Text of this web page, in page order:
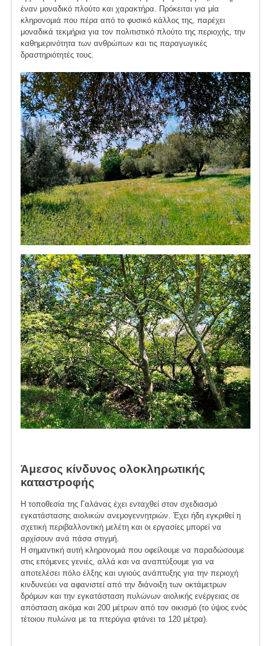
έναν μοναδικό πλούτο και χαρακτήρα. Πρόκειται για μία
κληρονομιά που πέρα από το φυσικό κάλλος της, παρέχει
μοναδικά τεκμήρια για τον πολιτιστικό πλούτο της περιοχής, την
καθημερινότητα των ανθρώπων και τις παραγωγικές
δραστηριότητές τους.
Άμεσος κίνδυνος ολοκληρωτικής
καταστροφής
Η τοποθεσία της Γαλάνας έχει ενταχθεί στον σχεδιασμό
εγκατάστασης αιολικών ανεμογεννητριών. Έχει ήδη εγκριθεί η
σχετική περιβαλλοντική μελέτη και οι εργασίες μπορεί να
αρχίσουν ανά πάσα στιγμή.
Η σημαντική αυτή κληρονομιά που οφείλουμε να παραδώσουμε
στις επόμενες γενιές, αλλά και να αναπτύξουμε για να
αποτελέσει πόλο έλξης και υγιούς ανάπτυξης για την περιοχή
κινδυνεύει να αφανιστεί από την διάνοιξη των οκτάμετρων
δρόμων και την εγκατάσταση πυλώνων αιολικής ενέργειας σε
απόσταση ακόμα και 200 μέτρων από τον οικισμό (το ύψος ενός
τέτοιου πυλώνα με τα πτερύγια φτάνει τα 120 μέτρα).